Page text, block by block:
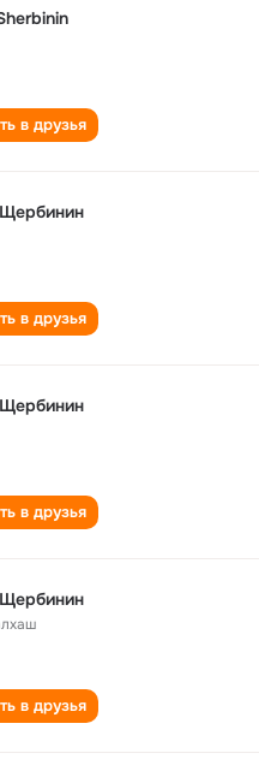
в друзья
в друзья
в друзья
в друзья